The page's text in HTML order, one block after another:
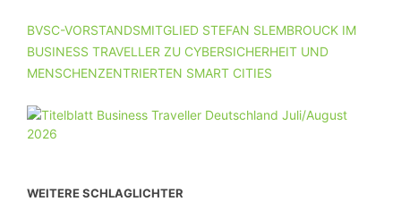
BVSC-VORSTANDSMITGLIED STEFAN SLEMBROUCK IM
BUSINESS TRAVELLER ZU CYBERSICHERHEIT UND
MENSCHENZENTRIERTEN SMART CITIES
WEITERE SCHLAGLICHTER